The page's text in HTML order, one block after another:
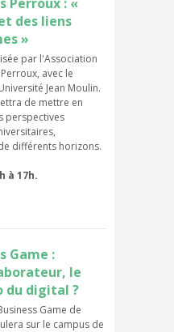
des liens
»
par l'Association
avec le
Jean Moulin.
de mettre en
perspectives
différents horizons.
à 17h.
Game :
le
du digital ?
Game de
sur le campus de